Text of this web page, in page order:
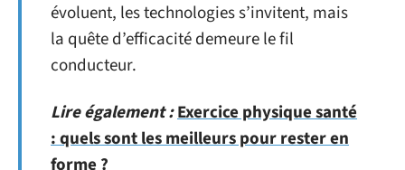
évoluent, les technologies s’invitent, mais
la quête d’efficacité demeure le fil
conducteur.
Lire également :Exercice physique santé
: quels sont les meilleurs pour rester en
forme ?